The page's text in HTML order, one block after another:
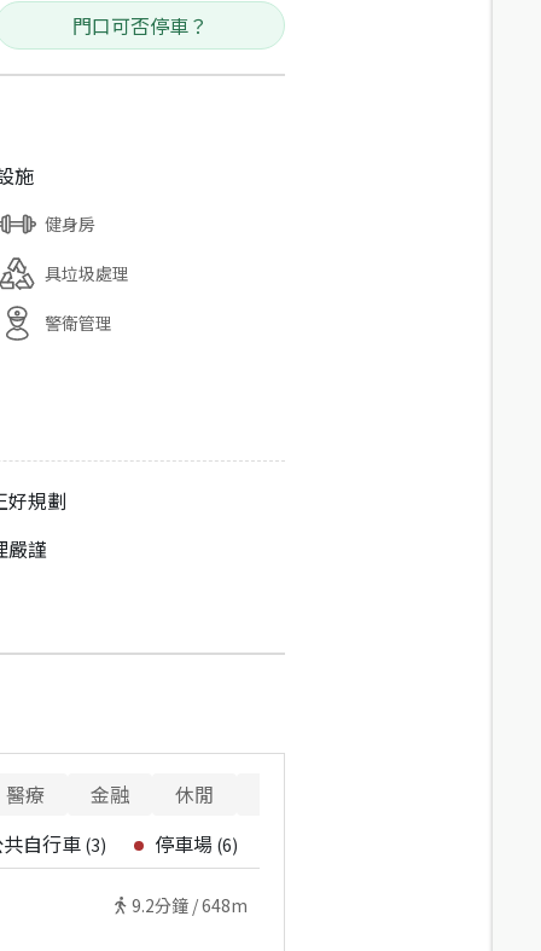
門口可否停車？
施
健身房
具垃圾處理
警衛管理
好規劃
嚴謹
醫療 金融 休閒
自行車 (3) 停車場 (6)
9.2分鐘 /648m